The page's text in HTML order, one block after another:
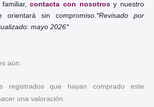
familiar,contacta con nosotrosy nuestro
orientará sin compromiso.*Revisado por
mayo 2026*
aún.
registrados que hayan comprado este
una valoración.